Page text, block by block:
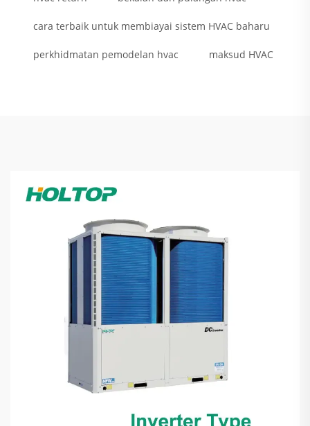
cara terbaik untuk membiayai sistem HVAC baharu
perkhidmatan pemodelan hvac maksud HVAC